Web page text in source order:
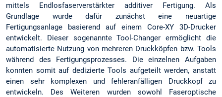
mittels Endlosfaserverstärkter additiver Fertigung. Als
Grundlage wurde dafür zunächst eine neuartige
Fertigungsanlage basierend auf einem Core-XY 3D-Drucker
entwickelt. Dieser sogenannte Tool-Changer ermöglicht die
automatisierte Nutzung von mehreren Druckköpfen bzw. Tools
während des Fertigungsprozesses. Die einzelnen Aufgaben
konnten somit auf dedizierte Tools aufgeteilt werden, anstatt
einen sehr komplexen und fehleranfälligen Druckkopf zu
entwickeln. Des Weiteren wurden sowohl Faseroptische